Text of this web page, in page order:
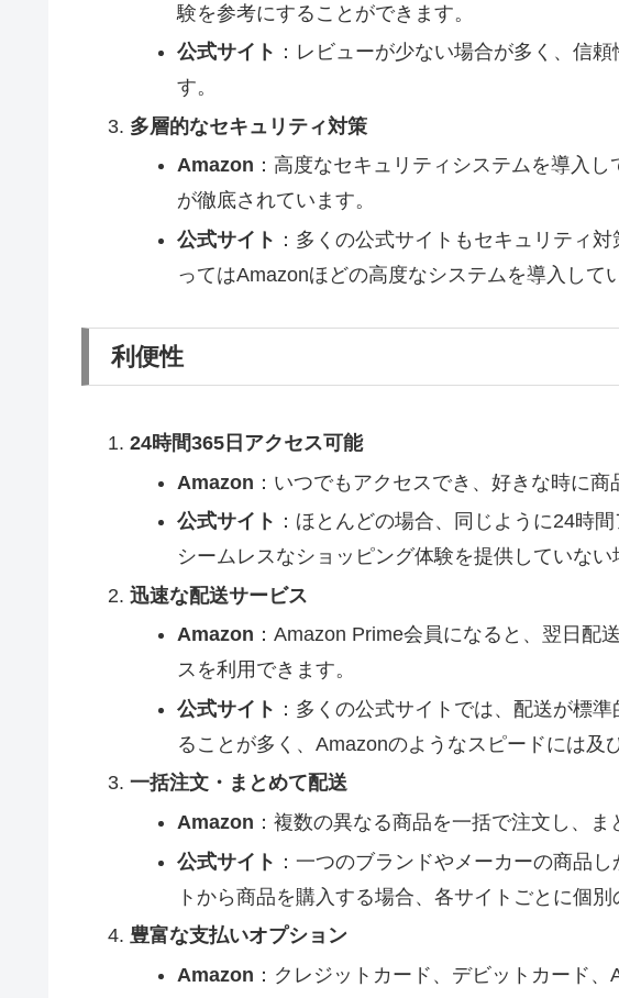
験を参考にすることができます。
公式サイト ：レビューが少ない場合が多く、信
す。
多層的なセキュリティ対策
Amazon ：高度なセキュリティシステムを導入
が徹底されています。
公式サイト ：多くの公式サイトもセキュリティ
ってはAmazonほどの高度なシステムを導入して
利便性
24時間365日アクセス可能
Amazon ：いつでもアクセスでき、好きな時に商
公式サイト ：ほとんどの場合、同じように24時
シームレスなショッピング体験を提供していない
迅速な配送サービス
Amazon ：Amazon Prime会員になると、翌日配
スを利用できます。
公式サイト ：多くの公式サイトでは、配送が標
ることが多く、Amazonのようなスピードには及
一括注文・まとめて配送
Amazon ：複数の異なる商品を一括で注文し、ま
公式サイト ：一つのブランドやメーカーの商品
トから商品を購入する場合、各サイトごとに個別
豊富な支払いオプション
Amazon ：クレジットカード、デビットカード